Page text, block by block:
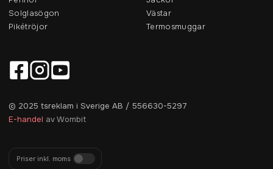
Solglasögon
Pikétröjor
Västar
Termosmuggar
© 2025 tsreklam i Sverige AB / 556630-5297
E-handel av Wombit
Priser inkl. moms